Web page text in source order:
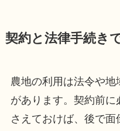
契約と法律手続き
農地の利用は法令や
があります。契約前
さえておけば、後で面